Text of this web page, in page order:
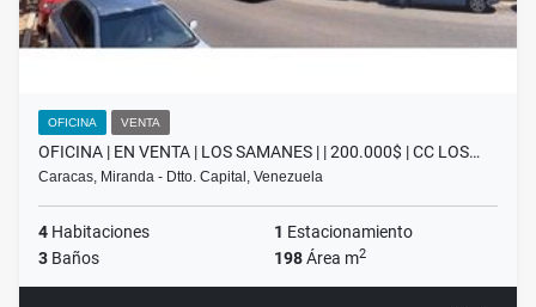
OFICINA VENTA
OFICINA | EN VENTA | LOS SAMANES | | 200.000$ | CC LOS…
Caracas, Miranda - Dtto. Capital, Venezuela
4 Habitaciones 1 Estacionamiento
3 Baños 198Área m2